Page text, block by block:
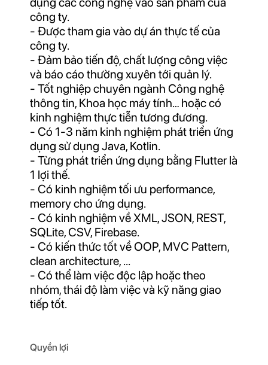
công ty.
- Được tham gia vào dự án thực tế của
công ty.
- Đảm bảo tiến độ, chất lượng công việc
và báo cáo thường xuyên tới quản lý.
- Tốt nghiệp chuyên ngành Công nghệ
thông tin, Khoa học máy tính… hoặc có
kinh nghiệm thực tiễn tương đương.
- Có 1-3 năm kinh nghiệm phát triển ứng
dụng sử dụng Java, Kotlin.
- Từng phát triển ứng dụng bằng Flutter là
1 lợi thế.
- Có kinh nghiệm tối ưu performance,
memory cho ứng dụng.
- Có kinh nghiệm về XML, JSON, REST,
SQLite, CSV, Firebase.
- Có kiến thức tốt về OOP, MVC Pattern,
clean architecture, ...
- Có thể làm việc độc lập hoặc theo
nhóm, thái độ làm việc và kỹ năng giao
tiếp tốt.
Quyền lợi